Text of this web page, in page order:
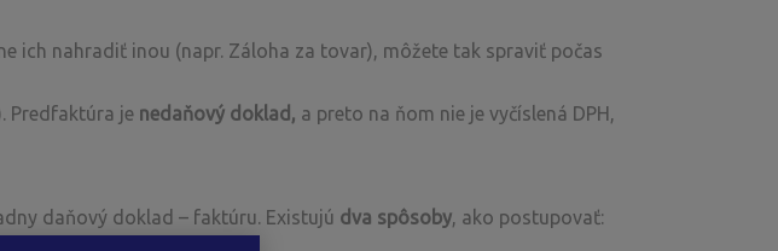
ich nahradiť inou (napr. Záloha za tovar), môžete tak spraviť počas
Predfaktúra je nedaňový doklad, a preto na ňom nie je vyčíslená DPH,
daňový doklad – faktúru. Existujú dva spôsoby, ako postupovať: